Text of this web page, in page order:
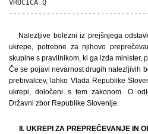
VROČICA Q
Nalezljive bolezni iz prejšnjega
ukrepe, potrebne za njihovo
skupine s pravilnikom, ki ga izda minister,
Če se pojavi nevarnost drugih nalezljivih
prebivalcev, lahko Vlada Republike
ukrepi, določeni s tem zakonom. O
Državni zbor Republike Slovenije.
II. UKREPI ZA PREPREČEVANJE IN